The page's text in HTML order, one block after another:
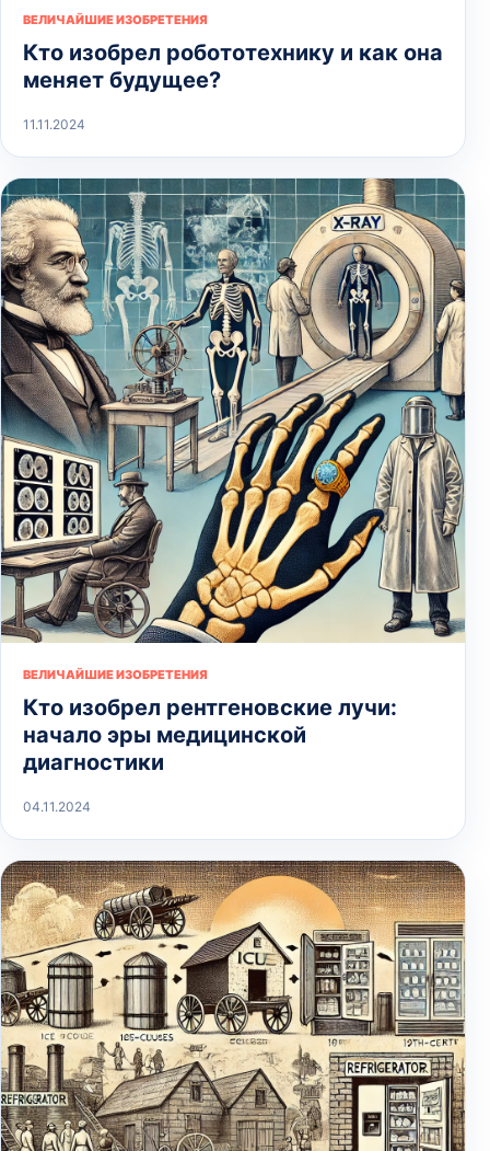
ВЕЛИЧАЙШИЕ ИЗОБРЕТЕНИЯ
Кто изобрел робототехнику и как она
меняет будущее?
11.11.2024
ВЕЛИЧАЙШИЕ ИЗОБРЕТЕНИЯ
Кто изобрел рентгеновские лучи:
начало эры медицинской
диагностики
04.11.2024